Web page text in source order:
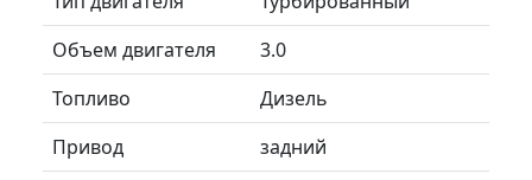
Объем двигателя
3.0
Топливо
Дизель
Привод
задний